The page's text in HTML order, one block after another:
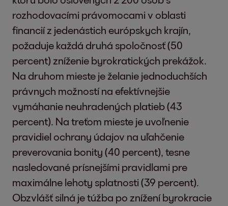
rozhodovacími právomocami v oblasti
financií z jedenástich európskych krajín,
požaduje každá druhá spoločnosť (50
percent) zníženie byrokratických prekážok.
Na druhom mieste je želanie jednoduchších
právnych možností na efektívnejšie
vymáhanie neuhradených platieb (43
percent). Na treťom mieste je uvoľnenie
pravidiel ochrany údajov na uľahčenie
preverovania bonity (40 percent), tesne
nasledované prísnejšími pravidlami pre
maximálne lehoty splatnosti (39 percent).
Obzvlášť silná je túžba po znížení byrokracie